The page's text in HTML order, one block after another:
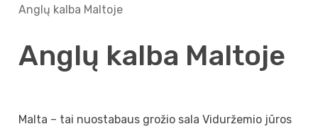
Anglų kalba Maltoje
Anglų kalba Maltoje
Malta – tai nuostabaus grožio sala Viduržemio jūros